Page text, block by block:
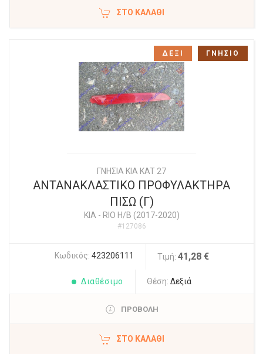
ΣΤΟ ΚΑΛΆΘΙ
ΓΝΗΣΙΑ KIA KAT 27
ΑΝΤΑΝΑΚΛΑΣΤΙΚΟ ΠΡΟΦΥΛΑΚΤΗΡΑ
ΠΙΣΩ (Γ)
KIA - RIO Η/Β (2017-2020)
#127086
Κωδικός: 423206111 Τιμή: 41,28 €
Διαθέσιμο Θέση: Δεξιά
ΠΡΟΒΟΛΗ
ΣΤΟ ΚΑΛΆΘΙ
ΔΕΞΙ ΓΝΗΣΙΟ